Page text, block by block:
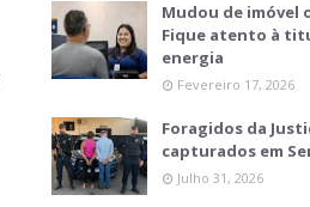
Mudou de imóvel
Fique atento à
energia
Fevereiro 17, 2026
Foragidos da
capturados em
Julho 31, 2026